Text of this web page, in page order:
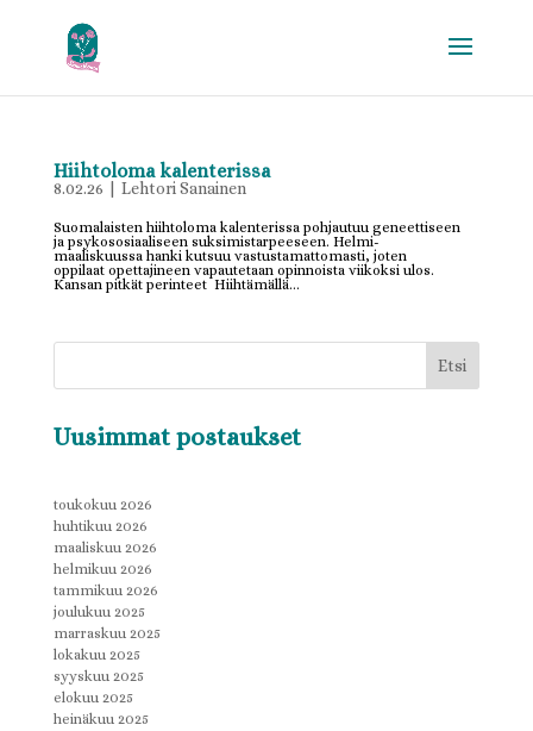
Hiihtoloma kalenterissa
8.02.26 Lehtori Sanainen
Suomalaisten hiihtoloma kalenterissa pohjautuu geneettiseen
ja psykososiaaliseen suksimistarpeeseen. Helmi-
maaliskuussa hanki kutsuu vastustamattomasti, joten
oppilaat opettajineen vapautetaan opinnoista viikoksi ulos.
Kansan pitkät perinteet Hiihtämällä...
Etsi
Uusimmat postaukset
toukokuu 2026
huhtikuu 2026
maaliskuu 2026
helmikuu 2026
tammikuu 2026
joulukuu 2025
marraskuu 2025
lokakuu 2025
syyskuu 2025
elokuu 2025
heinäkuu 2025